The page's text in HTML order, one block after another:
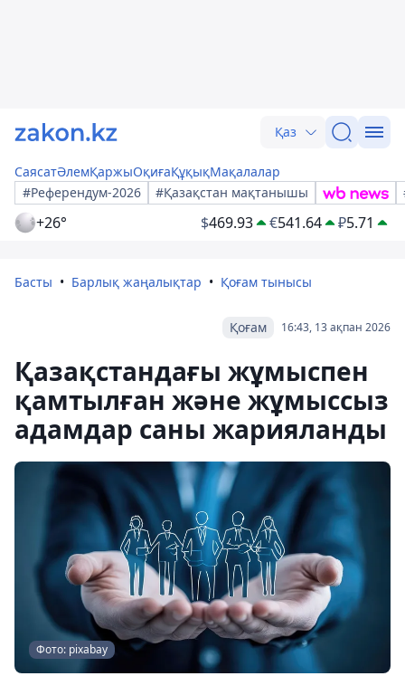
Қаз
СаясатӘлемҚаржыОқиғаҚұқықМақалалар
#Референдум-2026
#Қазақстан мақтанышы
+26° $469.93 €541.64 ₽5.71
Басты Барлық жаңалықтар Қоғам тынысы
16:43, 13 ақпан 2026
Қоғам
Қазақстандағы жұмыспен
қамтылған және жұмыссыз
адамдар саны жарияланды
Фото: pixabay